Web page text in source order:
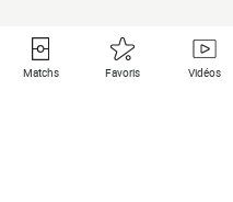
Matchs Favoris Vidéos